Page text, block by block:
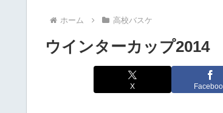
ホーム 高校バスケ
ウインターカップ2014
X